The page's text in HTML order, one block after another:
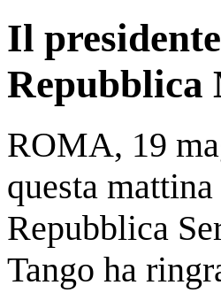
Il
Repubblica
ROMA, 19
questa
Repubblica
Tango ha